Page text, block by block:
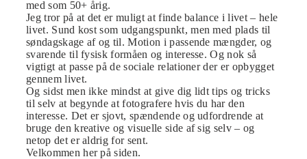
med som 50+ årig.
Jeg tror på at det er muligt at finde balance i livet – hele
livet. Sund kost som udgangspunkt, men med plads til
søndagskage af og til. Motion i passende mængder, og
svarende til fysisk formåen og interesse. Og nok så
vigtigt at passe på de sociale relationer der er opbygget
gennem livet.
Og sidst men ikke mindst at give dig lidt tips og tricks
til selv at begynde at fotografere hvis du har den
interesse. Det er sjovt, spændende og udfordrende at
bruge den kreative og visuelle side af sig selv – og
netop det er aldrig for sent.
Velkommen her på siden.